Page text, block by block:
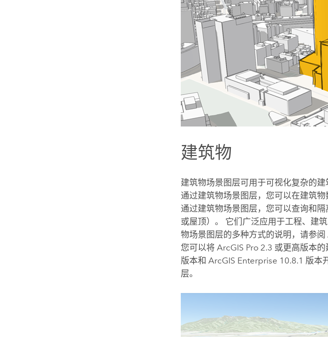
建筑物
建筑物场景图层可用于可视化复杂的
通过建筑物场景图层，您可以在建筑
通过建筑物场景图层，您可以查询和
或屋顶）。 它们广泛应用于工程、建
物场景图层的多种方式的说明，请参阅
您可以将ArcGIS Pro 2.3 或更高版本的
版本和ArcGIS Enterprise 10.8.1 版本
层。